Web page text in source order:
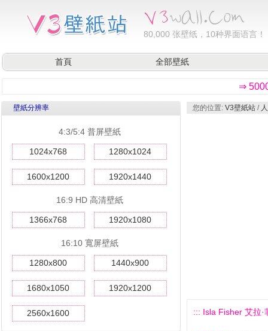
80,000 张壁纸，10种界面语言！
首頁 全部壁紙
⇒
壁紙分辨率
4:3/5:4 普屏壁紙
1024x768 1280x1024
1600x1200 1920x1440
16:9 HD 高清壁紙
1366x768 1920x1080
16:10 寬屏壁紙
1280x800 1440x900
1680x1050 1920x1200
2560x1600
您的位置: V3壁紙站 /
::: Isla Fisher 艾拉